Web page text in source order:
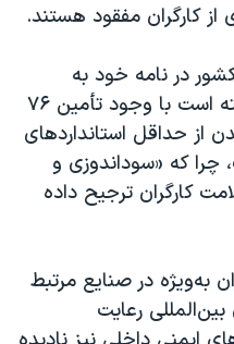
کارگران مفقود هستند.
در نامه خود به
اتحادیه‌های کارگری جهان نوشته است با وجود تأمین ۷۶
از حداقل استانداردهای
چرا که «سود‌اندوزی و
کارگران ترجیح داده
به‌ویژه در صنایع مرتبط
بین‌المللی رعایت